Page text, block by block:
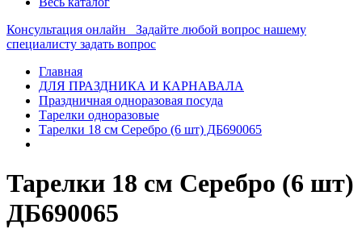
Консультация онлайн
Задайте любой вопрос нашему
специалисту задать вопрос
Главная
ДЛЯ ПРАЗДНИКА И КАРНАВАЛА
Праздничная одноразовая посуда
Тарелки одноразовые
Тарелки 18 см Серебро (6 шт) ДБ690065
Тарелки 18 см Серебро (6 шт)
ДБ690065